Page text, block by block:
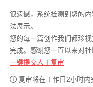
很遗憾，系统检测到您的
法展示。
您的每一篇创作我们都珍
完成。感谢您一直以来对
一键提交人工复审
复审将在工作日2小时